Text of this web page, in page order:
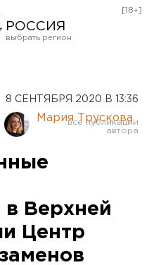
РОССИЯ
Курган
Оренбург
[18+]
8 СЕНТЯБРЯ 2020 В 13:36
Мария Трускова
в Верхней
Центр